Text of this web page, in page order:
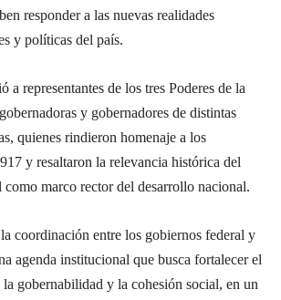
responder a las nuevas realidades
y políticas del país.
a representantes de los tres Poderes de la
y gobernadores de distintas
quienes rindieron homenaje a los
y resaltaron la relevancia histórica del
marco rector del desarrollo nacional.
coordinación entre los gobiernos federal y
agenda institucional que busca fortalecer el
la gobernabilidad y la cohesión social, en un